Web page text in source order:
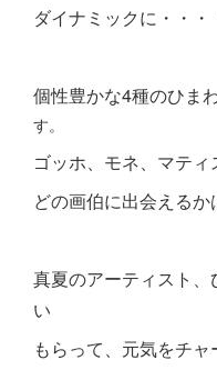
ダイナミックに・・・
個性豊かな4種のひま
す。
ゴッホ、モネ、マテ
どの画伯に出会える
真夏のアーティスト
い
もらって、元気をチャ